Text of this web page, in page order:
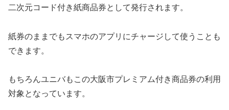
二次元コード付き紙商品券として発行されます。
紙券のままでもスマホのアプリにチャージして使うことも
できます。
もちろんユニバもこの大阪市プレミアム付き商品券の利用
対象となっています。